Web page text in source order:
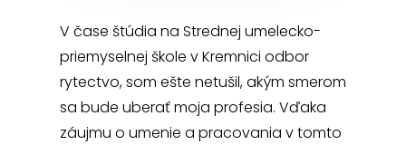
V čase štúdia na Strednej umelecko-
priemyselnej škole v Kremnici odbor
rytectvo, som ešte netušil, akým smerom
sa bude uberať moja profesia. Vďaka
záujmu o umenie a pracovania v tomto